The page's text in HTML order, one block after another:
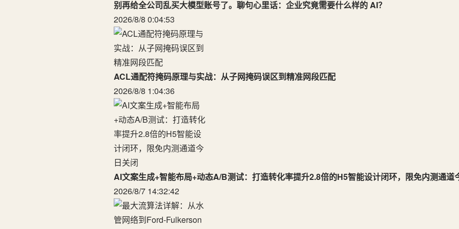
别再给全公司乱买大模型账号了。聊句心里话：企业究竟需要什么样的 AI？
2026/8/8 0:04:53
ACL通配符掩码原理与实战：从子网掩码误区到精准网段匹配
2026/8/8 1:04:36
AI文案生成+智能布局+动态A/B测试：打造转化率提升2.8倍的H5智能设计闭环，限免内测通道
2026/8/7 14:32:42